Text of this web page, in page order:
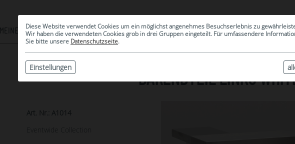
Diese Website verwendet Cookies um ein möglichst angenehmes Besuchserlebnis zu
Wir haben die verwendeten Cookies grob in drei Gruppen eingeteilt. Für umfassendere
Sie bitte unsere Datenschutzseite.
Einstellungen
MEINE AUSWAHL
0
| ARCHIV
BARENDTEIL LINKS
Art. Nr.: A1014
Eventwide Collection